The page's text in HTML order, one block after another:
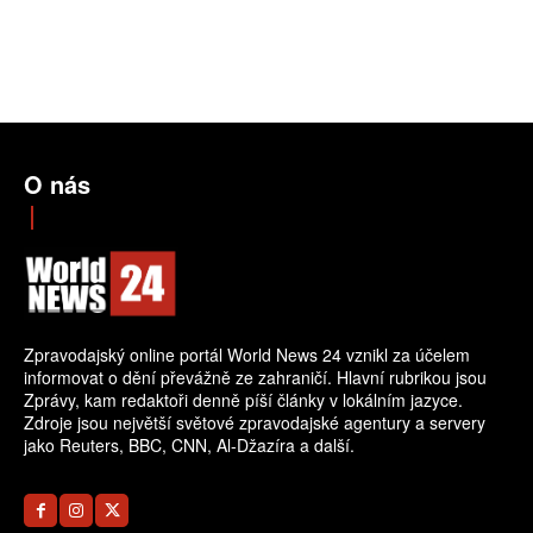
O nás
Zpravodajský online portál World News 24 vznikl za účelem
informovat o dění převážně ze zahraničí. Hlavní rubrikou jsou
Zprávy, kam redaktoři denně píší články v lokálním jazyce.
Zdroje jsou největší světové zpravodajské agentury a servery
jako Reuters, BBC, CNN, Al-Džazíra a další.